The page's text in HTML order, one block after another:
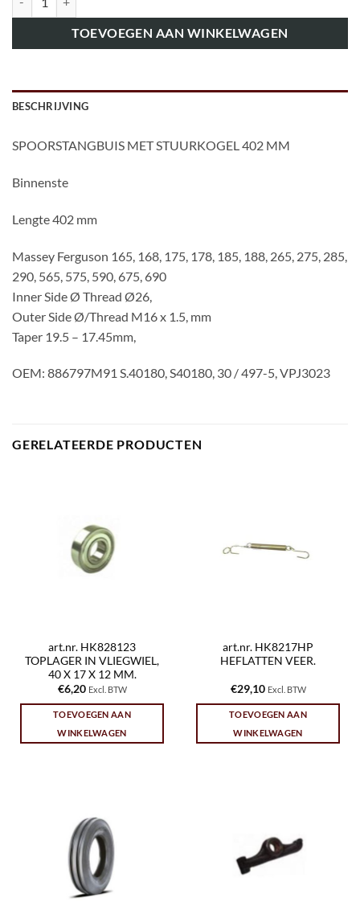
TOEVOEGEN AAN WINKELWAGEN
BESCHRIJVING
SPOORSTANGBUIS MET STUURKOGEL 402 MM
Binnenste
Lengte 402 mm
Massey Ferguson 165, 168, 175, 178, 185, 188, 265, 275, 285,
290, 565, 575, 590, 675, 690
Inner Side Ø Thread Ø26,
Outer Side Ø/Thread M16 x 1.5, mm
Taper 19.5 – 17.45mm,
OEM: 886797M91 S.40180, S40180, 30 / 497-5, VPJ3023
GERELATEERDE PRODUCTEN
art.nr. HK828123
TOPLAGER IN VLIEGWIEL,
40 X 17 X 12 MM.
€6,20 Excl. BTW
TOEVOEGEN AAN
WINKELWAGEN
art.nr. HK8217HP
HEFLATTEN VEER.
€29,10 Excl. BTW
TOEVOEGEN AAN
WINKELWAGEN